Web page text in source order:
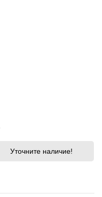
Уточните наличие!